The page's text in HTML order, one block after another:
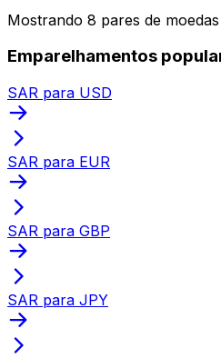
Mostrando 8 pares de
Emparelhamentos
SAR para USD
SAR para EUR
SAR para GBP
SAR para JPY